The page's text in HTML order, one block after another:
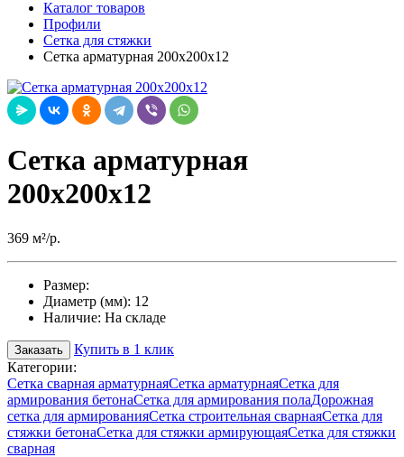
Каталог товаров
Профили
Сетка для стяжки
Сетка арматурная 200х200х12
Сетка арматурная
200х200х12
369 м²/р.
Размер:
Диаметр (мм): 12
Наличие: На складе
Заказать
Купить в 1 клик
Категории:
Сетка сварная арматурнаяСетка арматурнаяСетка для
армирования бетонаСетка для армирования полаДорожная
сетка для армированияСетка строительная сварнаяСетка для
стяжки бетонаСетка для стяжки армирующаяСетка для стяжки
сварная